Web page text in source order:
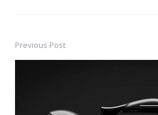
PostPrevious Post